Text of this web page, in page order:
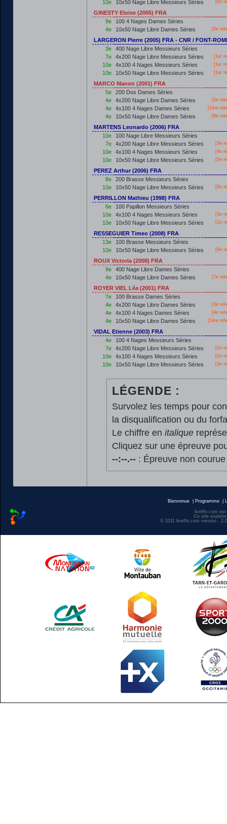
10e
10x50 Nage Libre Messieurs Séries [6e
GINESTY Eloise (2005) FRA
9e
100 4 Nages Dames Séries
4e
10x50 Nage Libre Dames Séries [5e
LARGERON Pierre (2005) FRA - CNR / FONT-
3e
400 Nage Libre Messieurs Séries
7e
4x200 Nage Libre Messieurs Séries [1er
10e 4x100 4 Nages Messieurs Séries [1er
10e 10x50 Nage Libre Messieurs Séries [1er
MARCO Manon (2001) FRA
5e
200 Dos Dames Séries
4e
4x200 Nage Libre Dames Séries [2e
4e 4x100 4 Nages Dames Séries [1ère
4e 10x50 Nage Libre Dames Séries [8e
MARTENS Leonardo (2006) FRA
10e
100 Nage Libre Messieurs Séries
7e
4x200 Nage Libre Messieurs Séries [3e
10e 4x100 4 Nages Messieurs Séries [4e
10e 10x50 Nage Libre Messieurs Séries [5e
PEREZ Arthur (2006) FRA
8e
200 Brasse Messieurs Séries
10e
10x50 Nage Libre Messieurs Séries [8e
PERRILLON Mathieu (1998) FRA
6e
100 Papillon Messieurs Séries
10e
4x100 4 Nages Messieurs Séries [3e
10e 10x50 Nage Libre Messieurs Séries [2e
RESSEGUIER Timeo (2008) FRA
13e
100 Brasse Messieurs Séries
10e
10x50 Nage Libre Messieurs Séries [9e
ROUX Victoria (2008) FRA
9e
400 Nage Libre Dames Séries
4e
10x50 Nage Libre Dames Séries [7e
ROYER VIEL Léa (2001) FRA
7e
100 Brasse Dames Séries
4e
4x200 Nage Libre Dames Séries [3e
4e 4x100 4 Nages Dames Séries [4e
4e 10x50 Nage Libre Dames Séries [1ère
VIDAL Etienne (2003) FRA
4e
100 4 Nages Messieurs Séries
7e
4x200 Nage Libre Messieurs Séries [2e
10e 4x100 4 Nages Messieurs Séries [2e
10e 10x50 Nage Libre Messieurs Séries [3e
LÉGENDE :
Survolez les temps pour
la disqualification ou du
Le chiffre en italique
Cliquez sur une épreuve
--:--.--: Épreuve non
Bienvenue Programme
liveffn.com
Ce site
© 2011 liveffn.com version :